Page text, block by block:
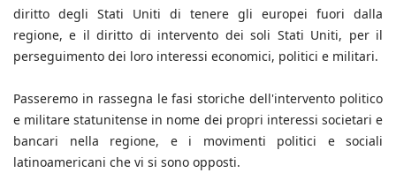
diritto degli Stati Uniti di tenere gli europei fuori dalla
regione, e il diritto di intervento dei soli Stati Uniti, per il
perseguimento dei loro interessi economici, politici e militari.
Passeremo in rassegna le fasi storiche dell'intervento politico
e militare statunitense in nome dei propri interessi societari e
bancari nella regione, e i movimenti politici e sociali
latinoamericani che vi si sono opposti.